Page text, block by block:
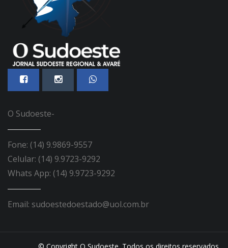
O Sudoeste-
Fone: (14) 9.9869-9557
Celular: (14) 9.9723-9292
Whats App: (14) 9.9723-9292
Email: sudoestedoestado@uol.com.br